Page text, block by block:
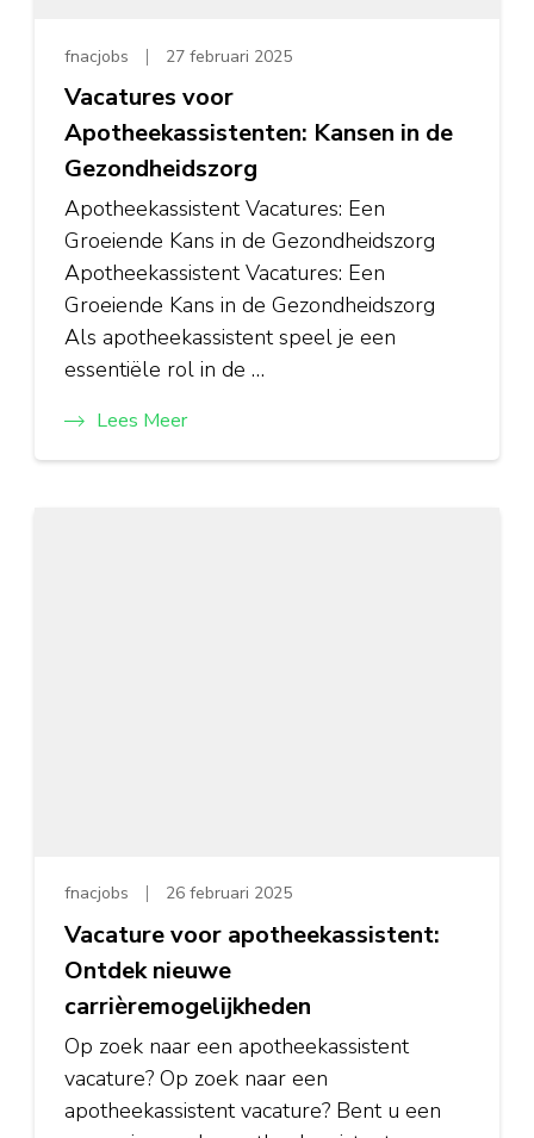
fnacjobs 27 februari 2025
Vacatures voor
Apotheekassistenten: Kansen in de
Gezondheidszorg
Apotheekassistent Vacatures: Een
Groeiende Kans in de Gezondheidszorg
Apotheekassistent Vacatures: Een
Groeiende Kans in de Gezondheidszorg
Als apotheekassistent speel je een
essentiële rol in de …
Lees Meer
fnacjobs 26 februari 2025
Vacature voor apotheekassistent:
Ontdek nieuwe
carrièremogelijkheden
Op zoek naar een apotheekassistent
vacature? Op zoek naar een
apotheekassistent vacature? Bent u een